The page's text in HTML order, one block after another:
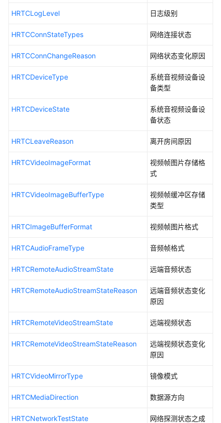
规
用
南
Android
Platform
前
备
SDK
用
本
用
口
HRTCLogLevel 日志级别
HRTCConnStateTypes 网络连接状态
HRTCConnChangeReason 网络状态变化原因
HRTCDeviceType
系统音视频设备设
备类型
HRTCDeviceState
系统音视频设备设
备状态
HRTCLeaveReason 离开房间原因
HRTCVideoImageFormat
视频帧图片存储格
式
HRTCVideoImageBufferType
视频帧缓冲区存储
类型
HRTCImageBufferFormat 视频帧图片格式
HRTCAudioFrameType 音频帧格式
HRTCRemoteAudioStreamState 远端音频状态
HRTCRemoteAudioStreamStateReason
远端音频状态变化
原因
HRTCRemoteVideoStreamState 远端视频状态
HRTCRemoteVideoStreamStateReason
远端视频状态变化
原因
HRTCVideoMirrorType 镜像模式
HRTCMediaDirection 数据源方向
HRTCNetworkTestState
网络探测状态之成